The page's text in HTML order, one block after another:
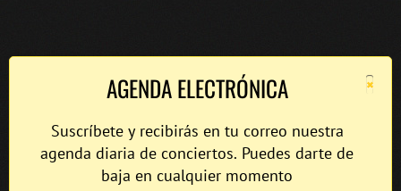
×
AGENDA ELECTRÓNICA
Suscríbete y recibirás en tu correo nuestra
agenda diaria de conciertos. Puedes darte de
baja en cualquier momento